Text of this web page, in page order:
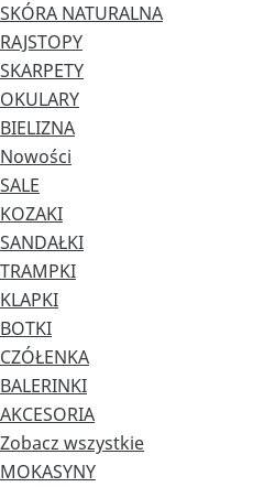
SKÓRA NATURALNA
RAJSTOPY
SKARPETY
OKULARY
BIELIZNA
Nowości
SALE
KOZAKI
SANDAŁKI
TRAMPKI
KLAPKI
BOTKI
CZÓŁENKA
BALERINKI
AKCESORIA
Zobacz wszystkie
MOKASYNY